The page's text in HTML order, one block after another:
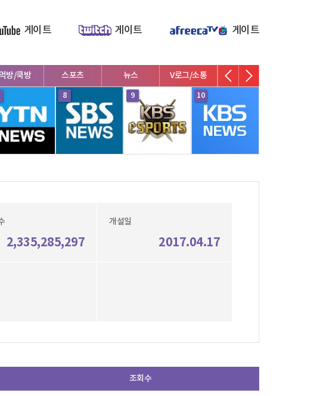
게이트 게이트 게이트
먹방/쿡방 스포츠 뉴스 V로그/소통 영화/뮤지컬
8 9 10
2,335,285,297
개설일
2017.04.17
조회수